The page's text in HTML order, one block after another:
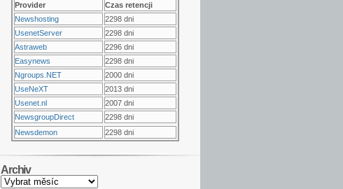
Provider
Czas retencji
Newshosting
2298 dni
UsenetServer
2298 dni
Astraweb
2296 dni
Easynews
2298 dni
Ngroups.NET
2000 dni
UseNeXT
2013 dni
Usenet.nl
2007 dni
NewsgroupDirect
2298 dni
Newsdemon
2298 dni
Archiv